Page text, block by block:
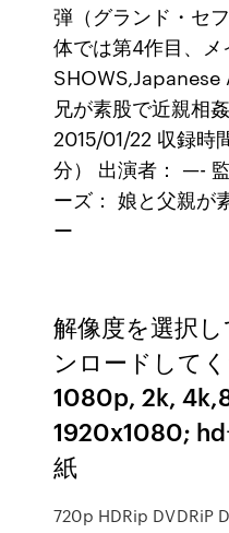
弾（グランド・セ
体では第4作目、
SHOWS,Japanese
兄が素股で近親相
2015/01/22 収録時
分） 出演者： —-
ーズ： 娘と父親が
ー
解像度を選択
ンロードして
1080p, 2k,
1920x1080;
紙
720p HDRip DVDRiP